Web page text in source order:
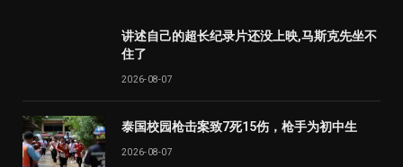
讲述自己的超长纪录片还没上映,马斯克先坐不
住了
2026-08-07
泰国校园枪击案致7死15伤，枪手为初中生
2026-08-07